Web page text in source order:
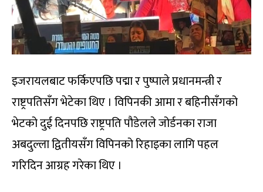
इजरायलबाट फर्किएपछि पद्मा र पुष्पाले प्रधानमन्त्री र
राष्ट्रपतिसँग भेटेका थिए । विपिनकी आमा र बहिनीसँगको
भेटको दुई दिनपछि राष्ट्रपति पौडेलले जोर्डनका राजा
अबदुल्ला द्वितीयसँग विपिनको रिहाइका लागि पहल
गरिदिन आग्रह गरेका थिए ।